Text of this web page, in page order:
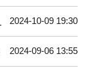
2024-10-09 19:30
2024-09-06 13:55